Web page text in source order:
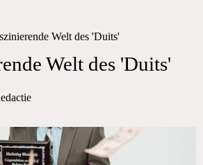
Welt des 'Duits'
Welt des 'Duits'